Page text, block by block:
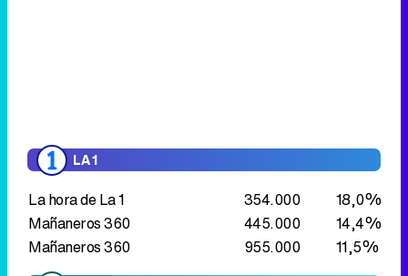
LA 2
Jardines con historia
Alhambra
20.000
1,7%
Jardines con historia
22.000
1,4%